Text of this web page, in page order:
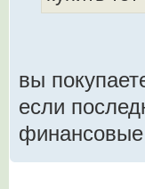
вы
если
финансовые